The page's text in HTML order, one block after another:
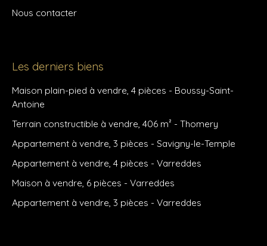
Nous contacter
Les derniers biens
Maison plain-pied à vendre, 4 pièces - Boussy-Saint-
Antoine
Terrain constructible à vendre, 406 m² - Thomery
Appartement à vendre, 3 pièces - Savigny-le-Temple
Appartement à vendre, 4 pièces - Varreddes
Maison à vendre, 6 pièces - Varreddes
Appartement à vendre, 3 pièces - Varreddes